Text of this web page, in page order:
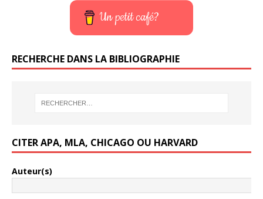
Un petit café?
RECHERCHE DANS LA BIBLIOGRAPHIE
CITER APA, MLA, CHICAGO OU HARVARD
Auteur(s)